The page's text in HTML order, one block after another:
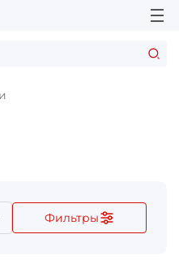
Фильтры